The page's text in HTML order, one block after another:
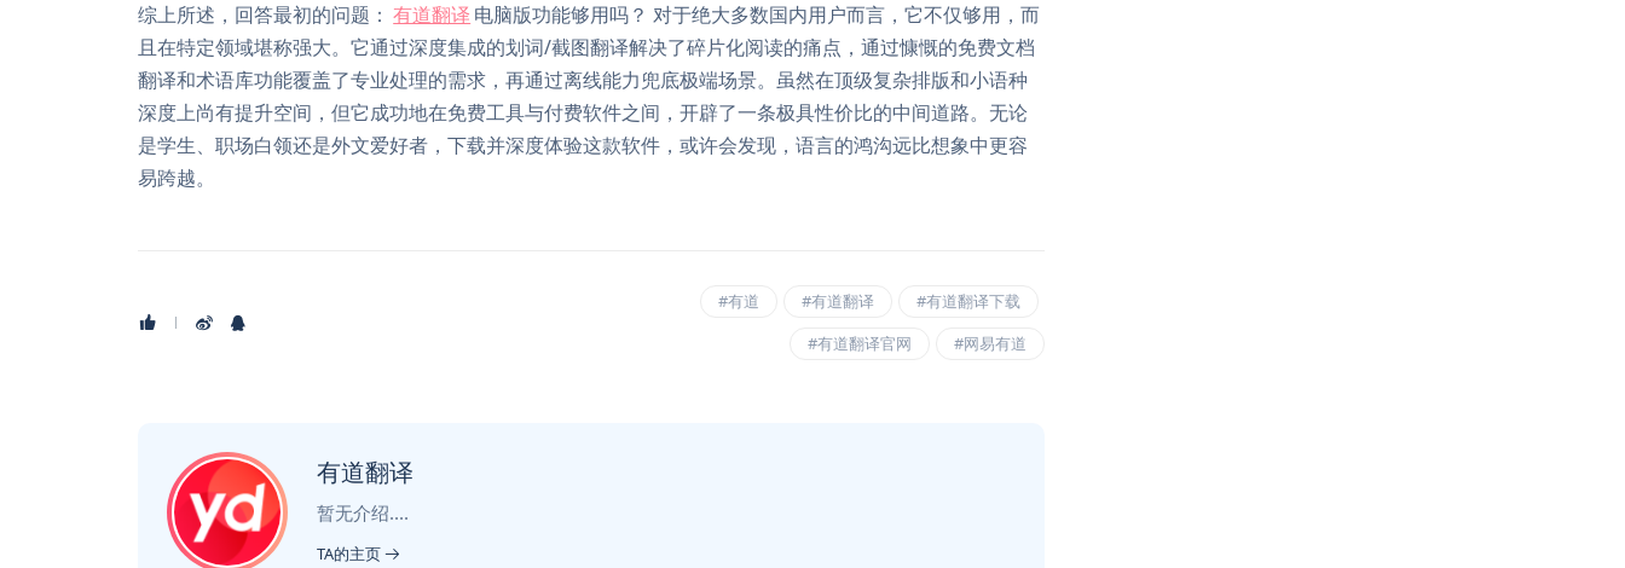
综上所述，回答最初的问题： 有道翻译 电脑版功能够用吗？ 对于绝大多数国内用户而言，它不仅够用，而
且在特定领域堪称强大。它通过深度集成的划词/截图翻译解决了碎片化阅读的痛点，通过慷慨的免费文档
翻译和术语库功能覆盖了专业处理的需求，再通过离线能力兜底极端场景。虽然在顶级复杂排版和小语种
深度上尚有提升空间，但它成功地在免费工具与付费软件之间，开辟了一条极具性价比的中间道路。无论
是学生、职场白领还是外文爱好者，下载并深度体验这款软件，或许会发现，语言的鸿沟远比想象中更容
易跨越。
#有道 #有道翻译
#有道翻译下载
#有道翻译官网
#网易有道
有道翻译
暂无介绍....
TA的主页